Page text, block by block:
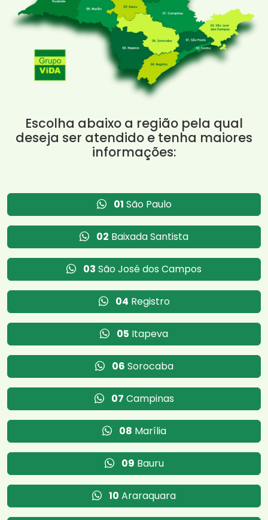
Escolha abaixo a região pela qual
deseja ser atendido e tenha maiores
informações:
01 São Paulo
02 Baixada Santista
03 São José dos Campos
04 Registro
05 Itapeva
06 Sorocaba
07 Campinas
08 Marília
09 Bauru
10 Araraquara